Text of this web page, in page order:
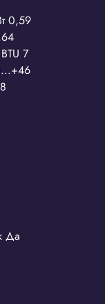
0,59
7
Да